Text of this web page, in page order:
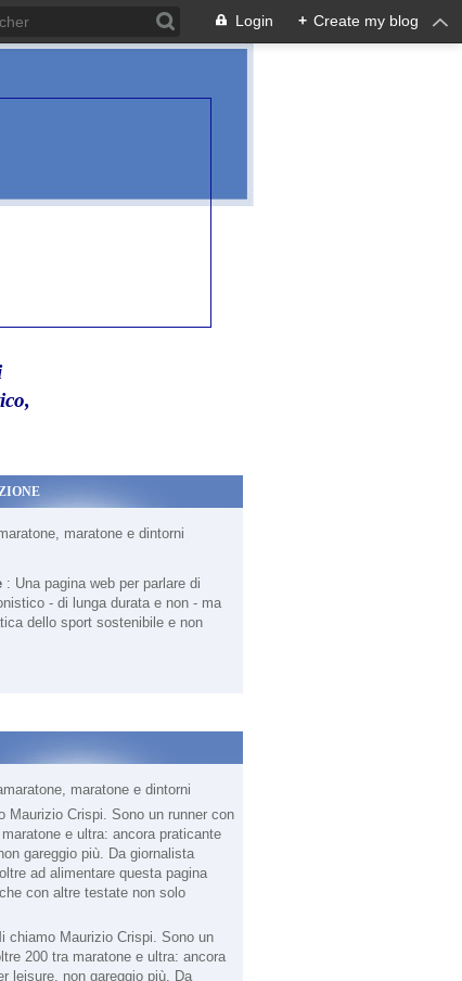
Login + Create my blog
maratone e dintorni
: Una pagina web per parlare di
- di lunga durata e non - ma
dello sport sostenibile e non
maratone e dintorni
chiamo Maurizio Crispi. Sono un
200 tra maratone e ultra: ancora
leisure, non gareggio più. Da